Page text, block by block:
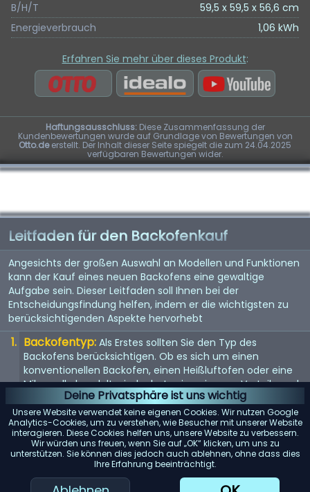
Deine Privatsphäre ist uns wichtig
Unsere Website verwendet keine eigenen Cookies. Wir nutzen Google
Analytics-Cookies, um zu verstehen, wie Besucher mit unserer Website
interagieren. Diese Cookies helfen uns, unsere Website zu verbessern.
Wir würden uns freuen, wenn Sie auf „OK“ klicken, um uns zu
unterstützen. Sie können dies jedoch auch ablehnen, ohne dass dies
Ihre Erfahrung beeinträchtigt.
B/H/T
59,5 x 59,5 x 56,6 cm
Energieverbrauch
1,06 kWh
Erfahren Sie mehr über dieses Produkt:
Haftungsausschluss:Diese Zusammenfassung der
Kundenbewertungen wurde auf Grundlage von Bewertungen von
Otto.deerstellt. Der Inhalt dieser Seite spiegelt die zum 24.04.2025
verfügbaren Bewertungen wider.
Leitfaden für den Backofenkauf
Angesichts der großen Auswahl an Modellen und Funktionen
kann der Kauf eines neuen Backofens eine gewaltige
Aufgabe sein. Dieser Leitfaden soll Ihnen bei der
Entscheidungsfindung helfen, indem er die wichtigsten zu
berücksichtigenden Aspekte hervorhebt
Backofentyp: Als Erstes sollten Sie den Typ des
Backofens berücksichtigen. Ob es sich um einen
konventionellen Backofen, einen Heißluftofen oder eine
Mikrowelle handelt - jeder hat seine eigenen Vorteile und
eignet sich für unterschiedliche Kochstile.
Größe: Die Größe des Backofens sollte sowohl Ihren
Kochanforderungen als auch dem verfügbaren Platz in
Ihrer Küche entsprechen. Messen Sie den verfügbaren
Raum und berücksichtigen Sie das Fassungsvermögen
des Backofens.